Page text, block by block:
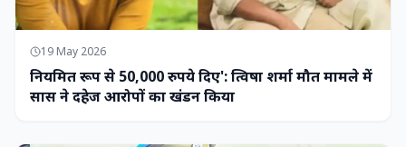
19 May 2026
नियमित रूप से 50,000 रुपये दिए': त्विषा शर्मा मौत मामले में
सास ने दहेज आरोपों का खंडन किया